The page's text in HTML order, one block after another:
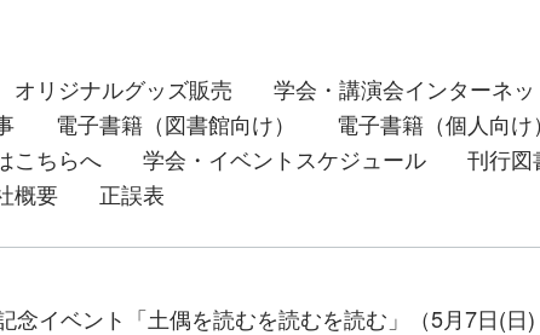
オリジナルグッズ販売
学会・講演会インターネッ
電子書籍（図書館向け） 電子書籍（個人向け）
こちらへ 学会・イベントスケジュール 刊行図
概要 正誤表
念イベント「土偶を読むを読むを読む」（5月7日(